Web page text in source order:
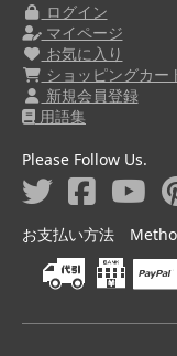
ログイン
マイページ
お気に入り
ショッピングカー
新規会員登録
用語集
Please Follow Us.
お支払い方法